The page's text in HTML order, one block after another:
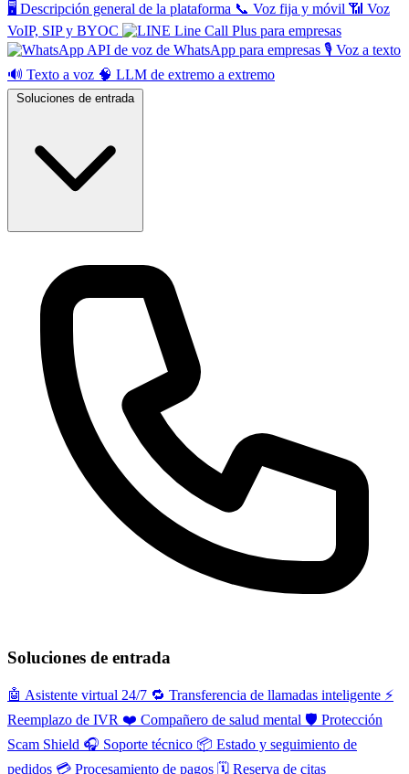
🖥️ Descripción general de la plataforma 📞 Voz fija y móvil 📶 Voz
VoIP, SIP y BYOC
Line Call Plus para empresas
API de voz de WhatsApp para empresas 🎙️ Voz a texto
🔊 Texto a voz 🧠 LLM de extremo a extremo
Soluciones de entrada
Soluciones de entrada
🤖 Asistente virtual 24/7 🔁 Transferencia de llamadas inteligente ⚡️
Reemplazo de IVR ❤️ Compañero de salud mental 🛡️ Protección
Scam Shield 🎧 Soporte técnico 📦 Estado y seguimiento de
pedidos 💳 Procesamiento de pagos 🗓️ Reserva de citas